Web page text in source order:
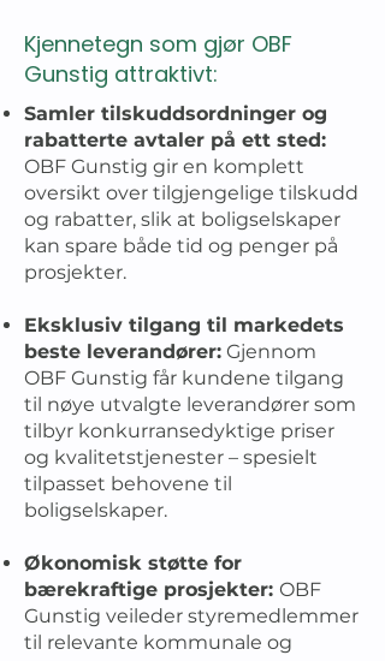
Kjennetegn som gjør OBF
Gunstig attraktivt:
​Samler tilskuddsordninger og
rabatterte avtaler på ett sted:
OBF Gunstig gir en komplett
oversikt over tilgjengelige tilskudd
og rabatter, slik at boligselskaper
kan spare både tid og penger på
prosjekter.
Eksklusiv tilgang til markedets
beste leverandører: Gjennom
OBF Gunstig får kundene tilgang
til nøye utvalgte leverandører som
tilbyr konkurransedyktige priser
og kvalitetstjenester – spesielt
tilpasset behovene til
boligselskaper.
Økonomisk støtte for
bærekraftige prosjekter: OBF
Gunstig veileder styremedlemmer
til relevante kommunale og